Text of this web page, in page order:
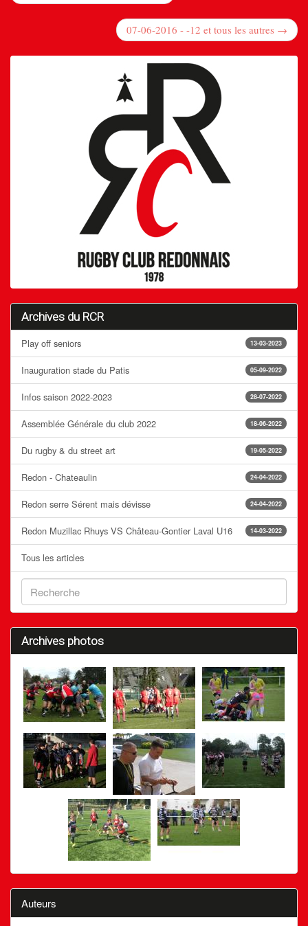
07-06-2016 - -12 et tous les autres →
Archives du RCR
13-03-2023
Play off seniors
05-09-2022
Inauguration stade du Patis
28-07-2022
Infos saison 2022-2023
18-06-2022
Assemblée Générale du club 2022
19-05-2022
Du rugby & du street art
24-04-2022
Redon - Chateaulin
24-04-2022
Redon serre Sérent mais dévisse
14-03-2022
Redon Muzillac Rhuys VS Château-Gontier Laval U16
Tous les articles
Archives photos
Auteurs